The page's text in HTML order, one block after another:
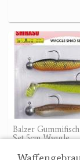
Balzer
Set 5cm Waggle